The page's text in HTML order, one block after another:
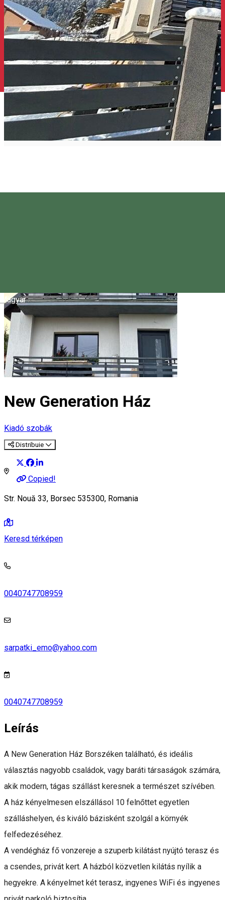
Magyar
New Generation Ház
Kiadó szobák
Distribuie
Copied!
Str. Nouă 33, Borsec 535300, Romania
Keresd térképen
0040747708959
sarpatki_emo@yahoo.com
0040747708959
Leírás
A New Generation Ház Borszéken található, és ideális
választás nagyobb családok, vagy baráti társaságok számára,
akik modern, tágas szállást keresnek a természet szívében.
A ház kényelmesen elszállásol 10 felnőttet egyetlen
szálláshelyen, és kiváló bázisként szolgál a környék
felfedezéséhez.
A vendégház fő vonzereje a szuperb kilátást nyújtó terasz és
a csendes, privát kert. A házból közvetlen kilátás nyílik a
hegyekre. A kényelmet két terasz, ingyenes WiFi és ingyenes